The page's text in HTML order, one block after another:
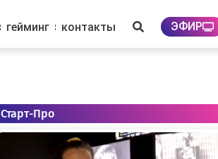
гейминг контакты ЭФИР
Старт-Про